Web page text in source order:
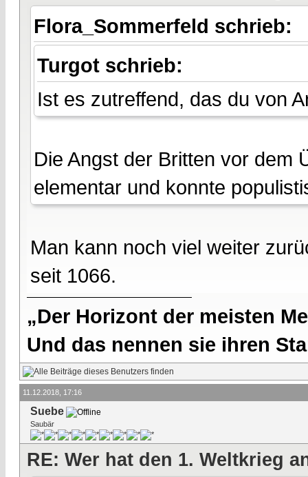
Flora_Sommerfeld schrieb:
Turgot schrieb:
Ist es zutreffend, das du von
Die Angst der Britten vor dem
elementar und konnte
Man kann noch viel weiter
seit 1066.
„Der Horizont der meisten
Und das nennen sie ihren
11.12.2018, 17:16
Suebe
Saubär
RE: Wer hat den 1. Weltkrieg